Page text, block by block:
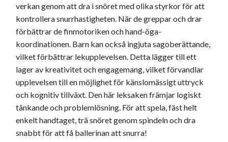
verkan genom att dra i snöret med olika styrkor för att
kontrollera snurrhastigheten. När de greppar och drar
förbättrar de finmotoriken och hand-öga-
koordinationen. Barn kan också ingjuta sagoberättande,
vilket förbättrar lekupplevelsen. Detta lägger till ett
lager av kreativitet och engagemang, vilket förvandlar
upplevelsen till en möjlighet för känslomässigt uttryck
och kognitiv tillväxt. Den här leksaken främjar logiskt
tänkande och problemlösning. För att spela, fäst helt
enkelt handtaget, trä snöret genom spindeln och dra
snabbt för att få ballerinan att snurra!